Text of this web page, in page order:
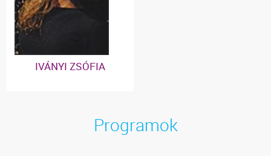
IVÁNYI ZSÓFIA
Programok